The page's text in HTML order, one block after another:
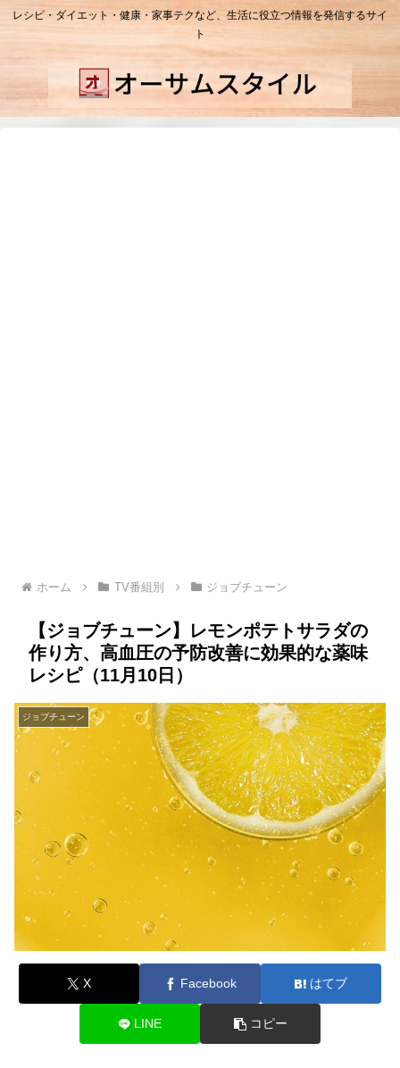
レシピ・ダイエット・健康・家事テクなど、生活に役立つ情報を発信するサイ
ト
ホーム TV番組別 ジョブチューン
【ジョブチューン】レモンポテトサラダの
作り方、高血圧の予防改善に効果的な薬味
レシピ（11月10日）
ジョブチューン
X Facebook はてブ
LINE コピー